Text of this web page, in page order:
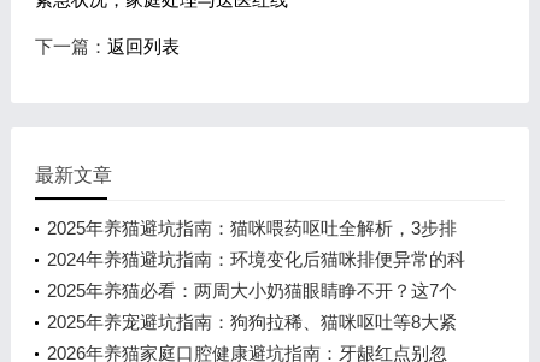
下一篇： 返回列表
最新文章
2025年养猫避坑指南：猫咪喂药呕吐全解析，3步排
查+5大高频问题解答
2024年养猫避坑指南：环境变化后猫咪排便异常的科
学应对方案
2025年养猫必看：两周大小奶猫眼睛睁不开？这7个
关键点能救它！
2025年养宠避坑指南：狗狗拉稀、猫咪呕吐等8大紧
急状况，家庭处理与送医红线
2026年养猫家庭口腔健康避坑指南：牙龈红点别忽